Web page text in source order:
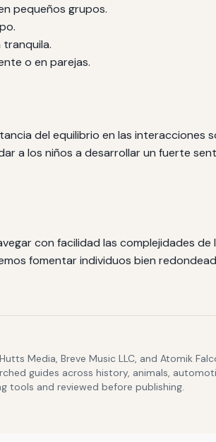
pequeños grupos.
o en parejas.
del equilibrio en las interacciones
a los niños a desarrollar un fuerte
con facilidad las complejidades
fomentar individuos bien
Media, Breve Music LLC, and Atomik
guides across history, animals,
tools and reviewed before publishing.